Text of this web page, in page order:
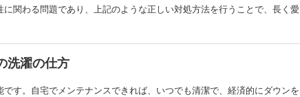
関わる問題であり、上記のような正しい対処方法を行うことで、長く愛
洗濯の仕方
す。自宅でメンテナンスできれば、いつでも清潔で、経済的にダウンを